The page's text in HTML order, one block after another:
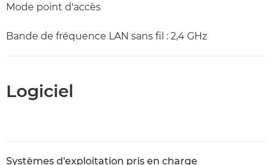
Mode point d'accès
Bande de fréquence LAN sans fil : 2,4 GHz
Logiciel
Systèmes d'exploitation pris en charge